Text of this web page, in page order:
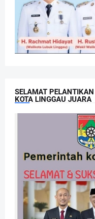
SELAMAT
KOTA LINGGAU JUARA